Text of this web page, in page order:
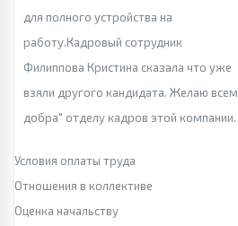
для полного устройства на
работу.Кадровый сотрудник
Филиппова Кристина сказала что уже
взяли другого кандидата. Желаю всем
добра" отделу кадров этой компании.
Условия оплаты труда
Отношения в коллективе
Оценка начальству